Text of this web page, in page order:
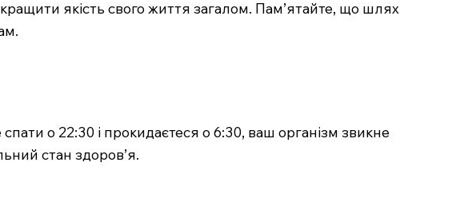
якість свого життя загалом. Пам’ятайте, що шлях
о 22:30 і прокидаєтеся о 6:30, ваш організм звикне
стан здоров’я.